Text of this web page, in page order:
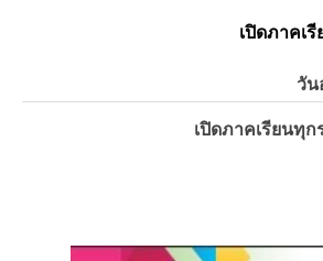
เปิดภาคเ
วัน
เปิดภาคเรียนทุ